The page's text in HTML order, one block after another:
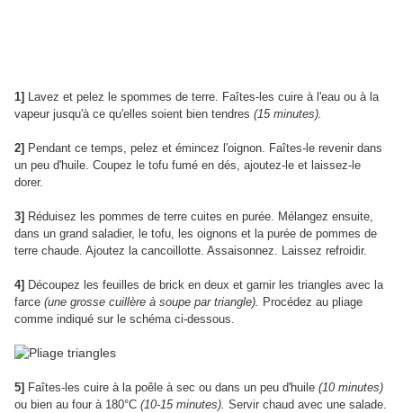
1] Lavez et pelez le spommes de terre. Faîtes-les cuire à l'eau ou à la
vapeur jusqu'à ce qu'elles soient bien tendres (15 minutes).
2] Pendant ce temps, pelez et émincez l'oignon. Faîtes-le revenir dans
un peu d'huile. Coupez le tofu fumé en dés, ajoutez-le et laissez-le
dorer.
3] Réduisez les pommes de terre cuites en purée. Mélangez ensuite,
dans un grand saladier, le tofu, les oignons et la purée de pommes de
terre chaude. Ajoutez la cancoillotte. Assaisonnez. Laissez refroidir.
4] Découpez les feuilles de brick en deux et garnir les triangles avec la
farce (une grosse cuillère à soupe par triangle). Procédez au pliage
comme indiqué sur le schéma ci-dessous.
5] Faîtes-les cuire à la poêle à sec ou dans un peu d'huile (10 minutes)
ou bien au four à 180°C (10-15 minutes). Servir chaud avec une salade.